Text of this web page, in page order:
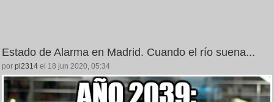
Estado de Alarma en Madrid. Cuando el río suena...
por pl2314 el 18 jun 2020, 05:34